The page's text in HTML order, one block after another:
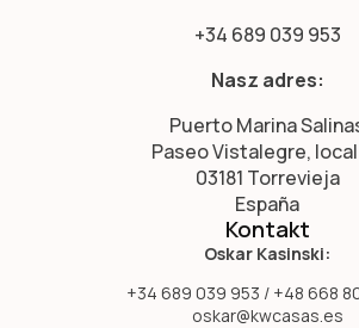
+34 689 039 953
Nasz adres:
Puerto Marina
Paseo Vistalegre, local
03181 Torrevieja
España
Kontakt
Oskar Kasinski:
+34 689 039 953 / +48 668
oskar@kwcasas.es